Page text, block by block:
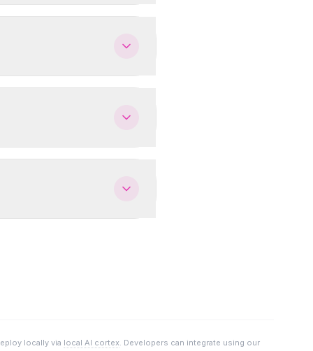
locally via local AI cortex. Developers can integrate using our